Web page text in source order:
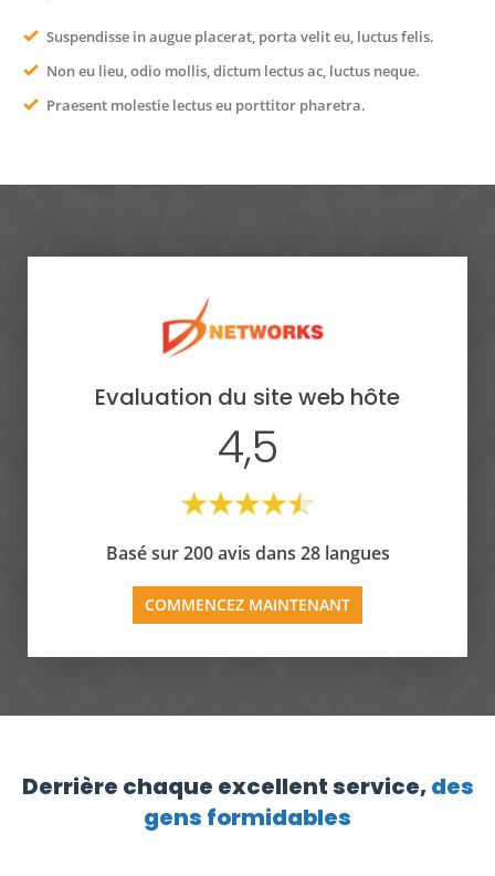
Suspendisse in augue placerat, porta velit eu, luctus felis.
Non eu lieu, odio mollis, dictum lectus ac, luctus neque.
Praesent molestie lectus eu porttitor pharetra.
Evaluation du site web hôte
4,5
Basé sur 200 avis dans 28 langues
COMMENCEZ MAINTENANT
Derrière chaque excellent service,des
gens formidables